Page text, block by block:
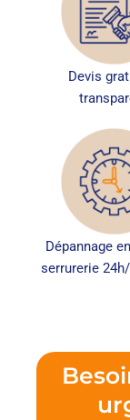
Devis
Dépannage
serrurerie